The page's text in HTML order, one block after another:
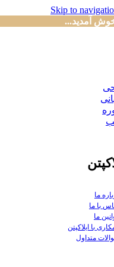
Skip to
آمدید...
ما
با ما
ما
با ایلاکپتن
متداول